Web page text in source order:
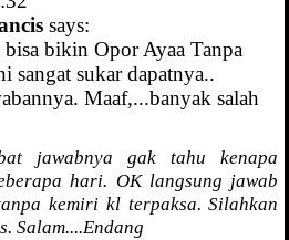
says:
bikin Opor Ayaa Tanpa
sangat sukar dapatnya..
Maaf,...banyak salah
jawabnya gak tahu kenapa
hari. OK langsung jawab
kemiri kl terpaksa. Silahkan
Salam....Endang